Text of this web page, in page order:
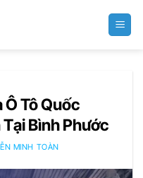
Tô Quốc
Bình Phước
MINH TOÀN